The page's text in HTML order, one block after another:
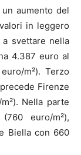
aumento del
in leggero
a svettare nella
4.387 euro al
m²). Terzo
Firenze
Nella parte
euro/m²),
Biella con 660